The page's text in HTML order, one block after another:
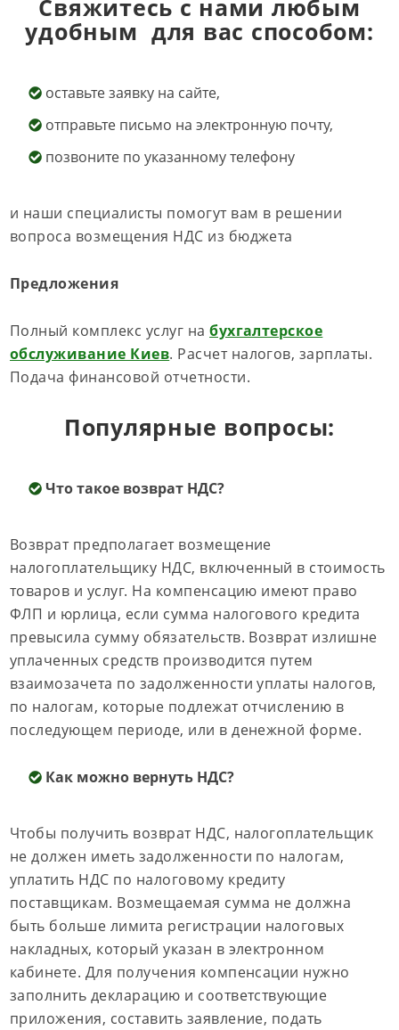
Свяжитесь с нами любым
удобным для вас способом:
оставьте заявку на сайте,
отправьте письмо на электронную почту,
позвоните по указанному телефону
и наши специалисты помогут вам в решении
вопроса возмещения НДС из бюджета
Предложения
Полный комплекс услуг‎ набухгалтерское
обслуживание Киев. Расчет налогов, зарплаты.
Подача финансовой отчетности.
Популярные вопросы:
Что такое возврат НДС?
Возврат предполагает возмещение
налогоплательщику НДС, включенный в стоимость
товаров и услуг. На компенсацию имеют право
ФЛП и юрлица, если сумма налогового кредита
превысила сумму обязательств. Возврат излишне
уплаченных средств производится путем
взаимозачета по задолженности уплаты налогов,
по налогам, которые подлежат отчислению в
последующем периоде, или в денежной форме.
Как можно вернуть НДС?
Чтобы получить возврат НДС, налогоплательщик
не должен иметь задолженности по налогам,
уплатить НДС по налоговому кредиту
поставщикам. Возмещаемая сумма не должна
быть больше лимита регистрации налоговых
накладных, который указан в электронном
кабинете. Для получения компенсации нужно
заполнить декларацию и соответствующие
приложения, составить заявление, подать